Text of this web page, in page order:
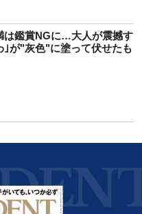
は鑑賞NGに…大人が震撼す
｣が"灰色"に塗って伏せたも